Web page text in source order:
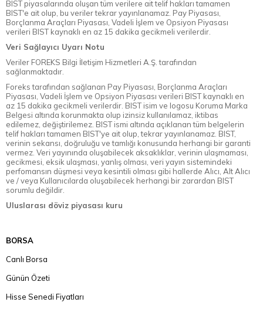
BIST piyasalarında oluşan tüm verilere ait telif hakları tamamen
BIST'e ait olup, bu veriler tekrar yayınlanamaz. Pay Piyasası,
Borçlanma Araçları Piyasası, Vadeli İşlem ve Opsiyon Piyasası
verileri BIST kaynaklı en az 15 dakika gecikmeli verilerdir.
Veri Sağlayıcı Uyarı Notu
Veriler FOREKS Bilgi İletişim Hizmetleri A.Ş. tarafından
sağlanmaktadır.
Foreks tarafından sağlanan Pay Piyasası, Borçlanma Araçları
Piyasası, Vadeli İşlem ve Opsiyon Piyasası verileri BIST kaynaklı en
az 15 dakika gecikmeli verilerdir. BIST isim ve logosu Koruma Marka
Belgesi altında korunmakta olup izinsiz kullanılamaz, iktibas
edilemez, değiştirilemez. BIST ismi altında açıklanan tüm belgelerin
telif hakları tamamen BIST'ye ait olup, tekrar yayınlanamaz. BIST,
verinin sekansı, doğruluğu ve tamlığı konusunda herhangi bir garanti
vermez. Veri yayınında oluşabilecek aksaklıklar, verinin ulaşmaması,
gecikmesi, eksik ulaşması, yanlış olması, veri yayın sistemindeki
perfomansın düşmesi veya kesintili olması gibi hallerde Alıcı, Alt Alıcı
ve / veya Kullanıcılarda oluşabilecek herhangi bir zarardan BIST
sorumlu değildir.
Uluslarası döviz piyasası kuru
BORSA
Canlı Borsa
Günün Özeti
Hisse Senedi Fiyatları